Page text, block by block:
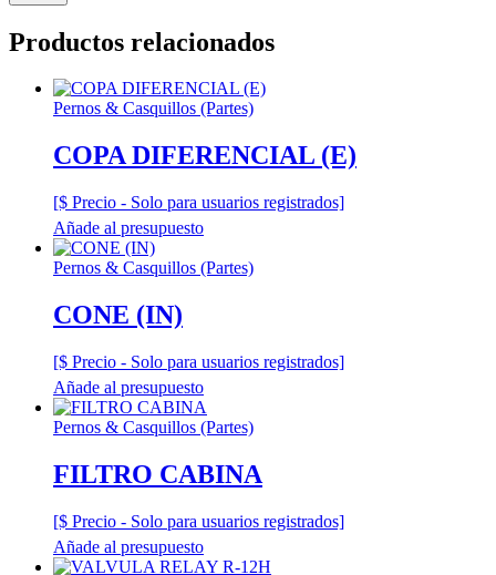
Productos relacionados
Pernos & Casquillos (Partes)
COPA DIFERENCIAL (E)
[$ Precio - Solo para usuarios registrados]
Añade al presupuesto
Pernos & Casquillos (Partes)
CONE (IN)
[$ Precio - Solo para usuarios registrados]
Añade al presupuesto
Pernos & Casquillos (Partes)
FILTRO CABINA
[$ Precio - Solo para usuarios registrados]
Añade al presupuesto